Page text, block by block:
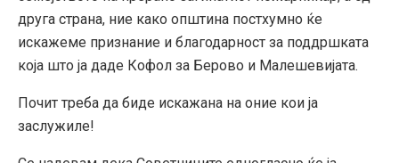
друга страна, ние како општина постхумно ќе
искажеме признание и благодарност за поддршката
која што ја даде Кофол за Берово и Малешевијата.
Почит треба да биде искажана на оние кои ја
заслужиле!